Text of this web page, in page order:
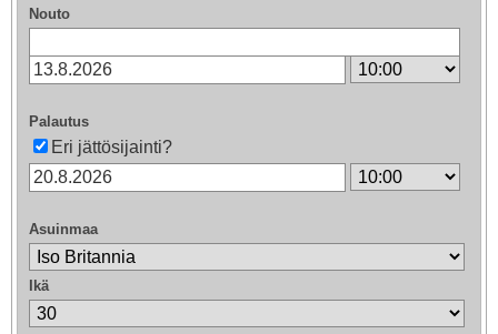
Nouto
Palautus
Eri jättösijainti?
Asuinmaa
Ikä